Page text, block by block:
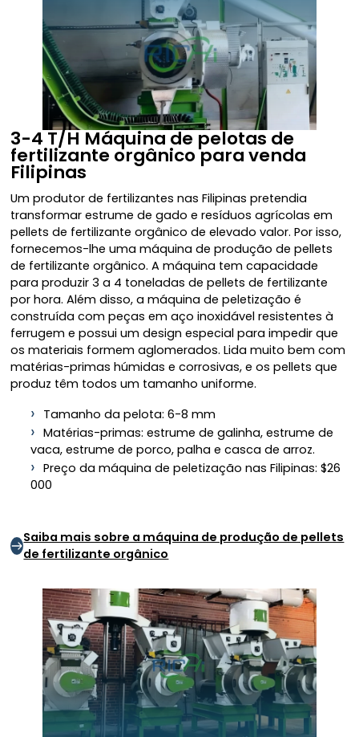
3-4 T/H Máquina de pelotas de
fertilizante orgânico para venda
Filipinas
Um produtor de fertilizantes nas Filipinas pretendia
transformar estrume de gado e resíduos agrícolas em
pellets de fertilizante orgânico de elevado valor. Por isso,
fornecemos-lhe uma máquina de produção de pellets
de fertilizante orgânico. A máquina tem capacidade
para produzir 3 a 4 toneladas de pellets de fertilizante
por hora. Além disso, a máquina de peletização é
construída com peças em aço inoxidável resistentes à
ferrugem e possui um design especial para impedir que
os materiais formem aglomerados. Lida muito bem com
matérias-primas húmidas e corrosivas, e os pellets que
produz têm todos um tamanho uniforme.
Tamanho da pelota: 6-8 mm
Matérias-primas: estrume de galinha, estrume de
vaca, estrume de porco, palha e casca de arroz.
Preço da máquina de peletização nas Filipinas: $26
000
Saiba mais sobre a máquina de produção de pellets
de fertilizante orgânico